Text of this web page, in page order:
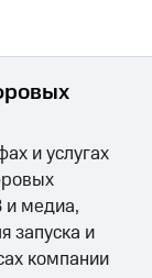
и услугах
и медиа,
запуска и
компании